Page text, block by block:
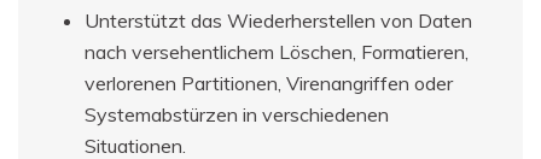
Unterstützt das Wiederherstellen von Daten
nach versehentlichem Löschen, Formatieren,
verlorenen Partitionen, Virenangriffen oder
Systemabstürzen in verschiedenen
Situationen.